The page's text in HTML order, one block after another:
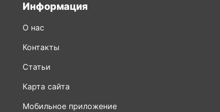
Информация
О нас
Контакты
Статьи
Карта сайта
Мобильное приложение